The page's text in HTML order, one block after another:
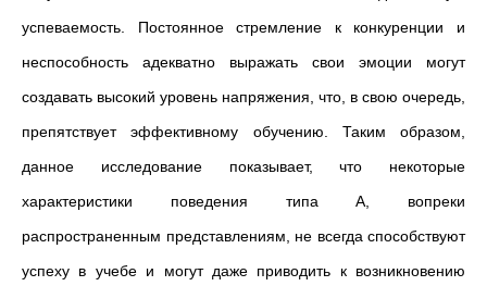
успеваемость. Постоянное стремление к конкуренции и
неспособность адекватно выражать свои эмоции могут
создавать высокий уровень напряжения, что, в свою очередь,
препятствует эффективному обучению. Таким образом,
данное исследование показывает, что некоторые
характеристики поведения типа А, вопреки
распространенным представлениям, не всегда способствуют
успеху в учебе и могут даже приводить к возникновению